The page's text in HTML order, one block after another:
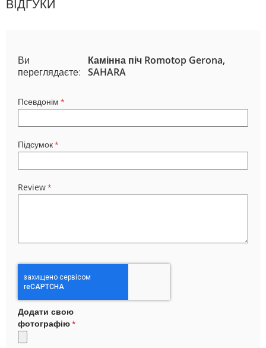
ВІДГУКИ
Ви
переглядаєте:
Камінна піч Romotop Gerona,
SAHARA
Псевдонім
Підсумок
Review
Додати свою
фотографію